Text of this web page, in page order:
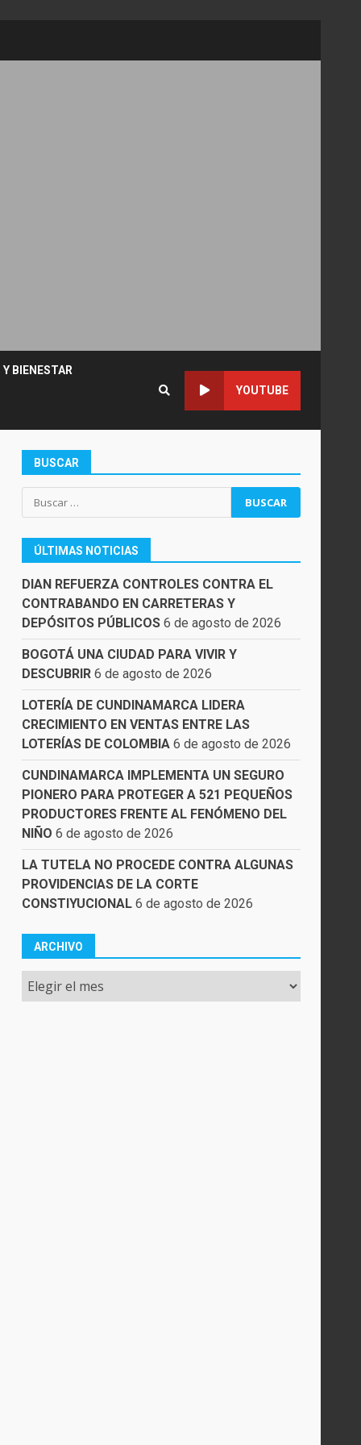
BIENESTAR
YOUTUBE
BUSCAR
Buscar:
ÚLTIMAS NOTICIAS
DIAN REFUERZA CONTROLES CONTRA EL
CONTRABANDO EN CARRETERAS Y
DEPÓSITOS PÚBLICOS 6 de agosto de 2026
BOGOTÁ UNA CIUDAD PARA VIVIR Y
DESCUBRIR 6 de agosto de 2026
LOTERÍA DE CUNDINAMARCA LIDERA
CRECIMIENTO EN VENTAS ENTRE LAS
LOTERÍAS DE COLOMBIA 6 de agosto de 2026
CUNDINAMARCA IMPLEMENTA UN SEGURO
PIONERO PARA PROTEGER A 521 PEQUEÑOS
PRODUCTORES FRENTE AL FENÓMENO DEL
NIÑO 6 de agosto de 2026
LA TUTELA NO PROCEDE CONTRA ALGUNAS
PROVIDENCIAS DE LA CORTE
CONSTIYUCIONAL 6 de agosto de 2026
ARCHIVO
Archivo